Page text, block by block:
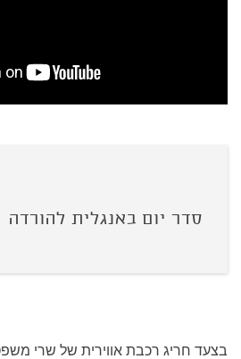
סדר יום באנגלית להורדה
בצעד חריג רכבת אווירית של שרי